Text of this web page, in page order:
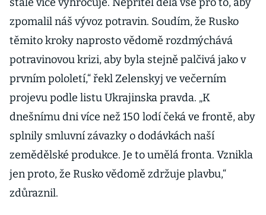
zpomalil náš vývoz potravin. Soudím, že Rusko
těmito kroky naprosto vědomě rozdmýchává
potravinovou krizi, aby byla stejně palčivá jako v
prvním pololetí,“ řekl Zelenskyj ve večerním
projevu podle listu Ukrajinska pravda. „K
dnešnímu dni více než 150 lodí čeká ve frontě, aby
splnily smluvní závazky o dodávkách naší
zemědělské produkce. Je to umělá fronta. Vznikla
jen proto, že Rusko vědomě zdržuje plavbu,“
zdůraznil.